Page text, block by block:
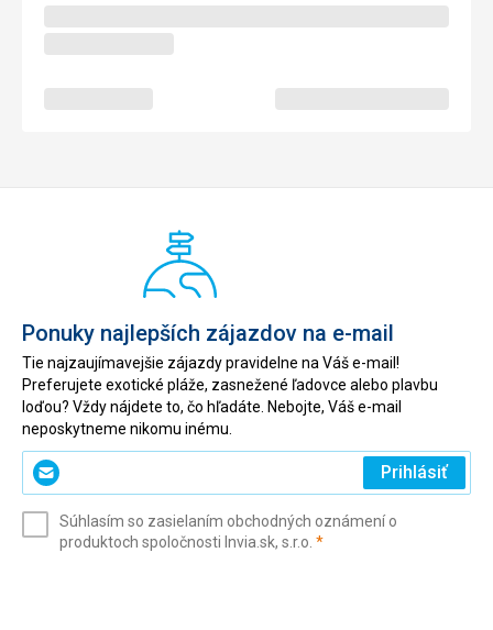
Ponuky najlepších zájazdov na e-mail
Tie najzaujímavejšie zájazdy pravidelne na Váš e-mail!
Preferujete exotické pláže, zasnežené ľadovce alebo plavbu
loďou? Vždy nájdete to, čo hľadáte. Nebojte, Váš e-mail
neposkytneme nikomu inému.
Zadajte
svoj
(povinné)
Prihlásiť
Súhlasím so zasielaním obchodných oznámení o
produktoch spoločnosti Invia.sk, s.r.o. *(povinné)